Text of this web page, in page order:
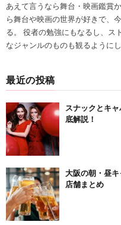
あえて言うなら舞台・映画鑑賞
ら舞台や映画の世界が好きで、
る。 役者の勉強にもなるし、ス
なジャンルのものも観るように
最近の投稿
スナックとキ
底解説！
大阪の朝・昼
店舗まとめ